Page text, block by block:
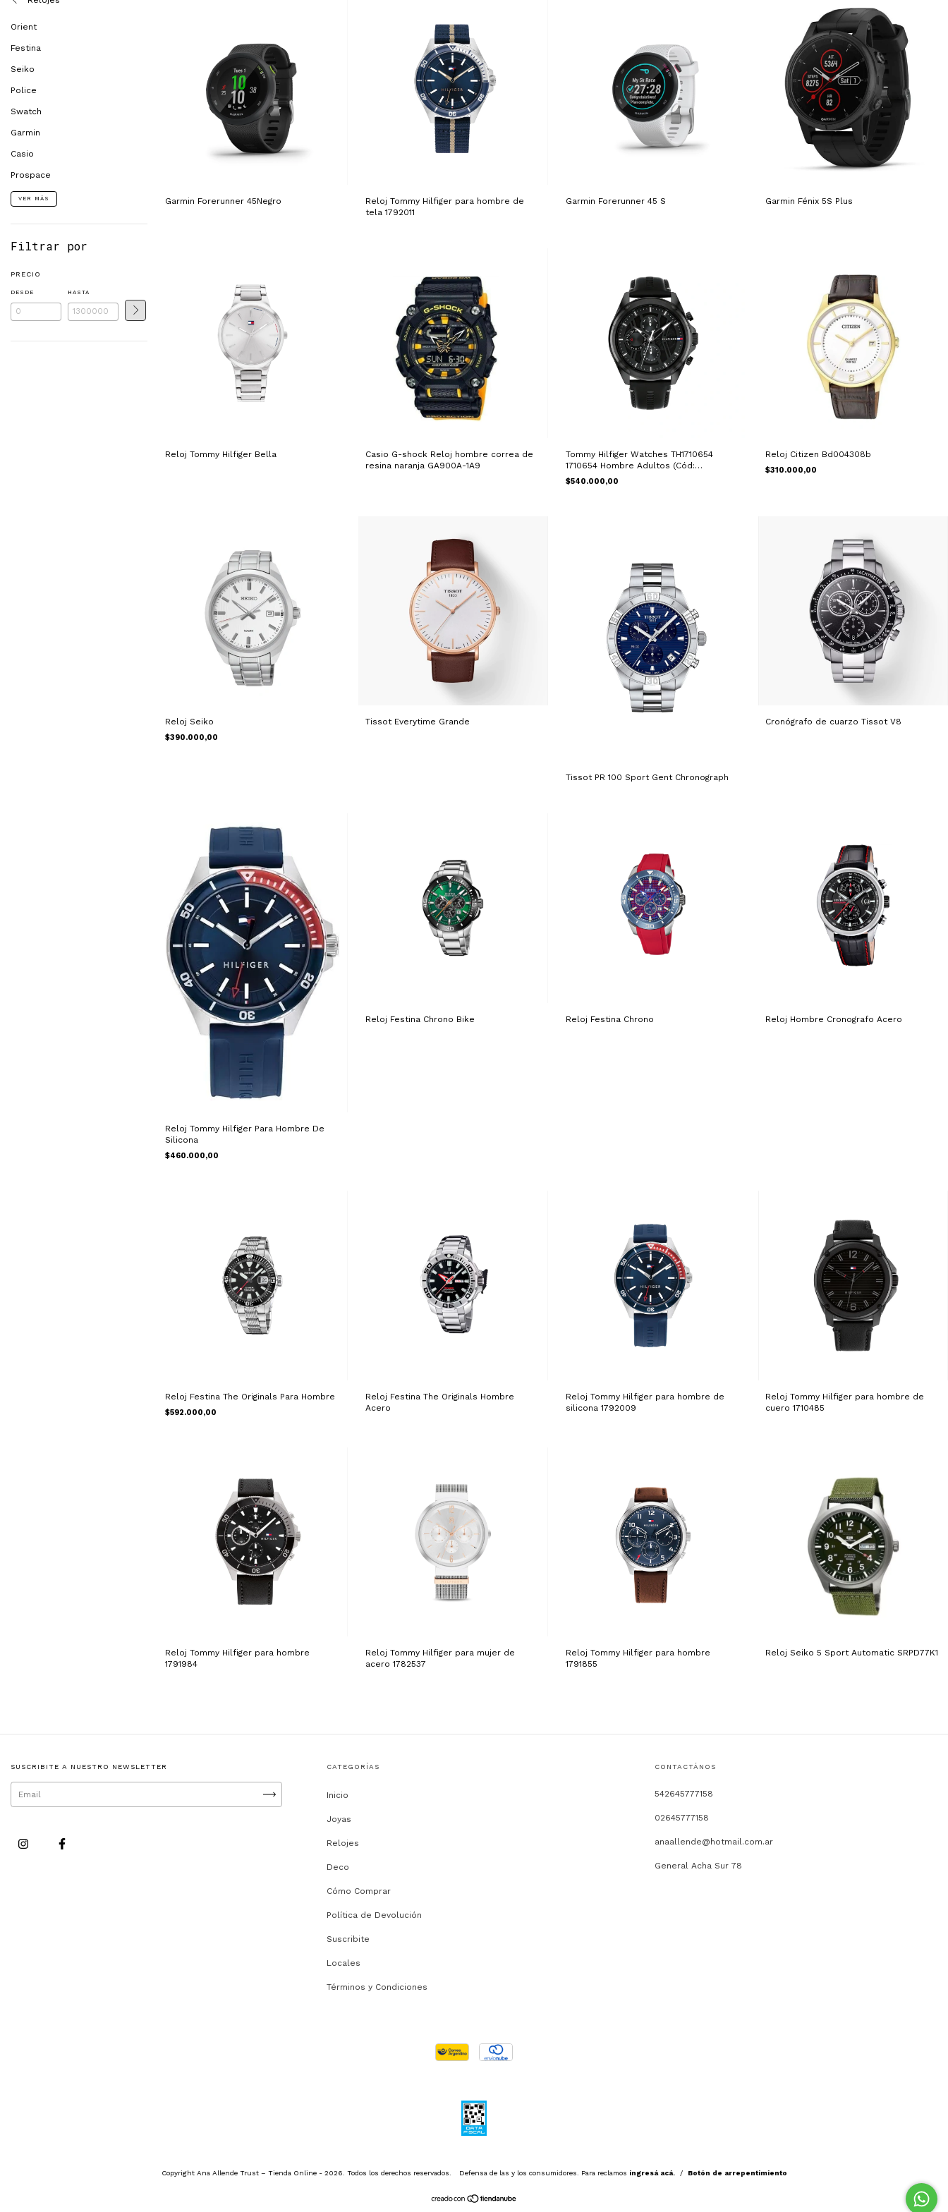
Orient
Festina
Seiko
Police
Swatch
Garmin
Casio
Prospace
VER MÁS
Filtrar por
PRECIO
DESDE HASTA
Garmin Forerunner 45Negro
Reloj Tommy Hilfiger para hombre de
tela 1792011
Garmin Forerunner 45 S Garmin Fénix 5S Plus
Reloj Tommy Hilfiger Bella
Casio G-shock Reloj hombre correa de
resina naranja GA900A-1A9
Tommy Hilfiger Watches TH1710654
1710654 Hombre Adultos (Cód:
42854336)
$540.000,00
Reloj Citizen Bd004308b
$310.000,00
Reloj Seiko
$390.000,00
Tissot Everytime Grande
Tissot PR 100 Sport Gent Chronograph
Cronógrafo de cuarzo Tissot V8
Reloj Tommy Hilfiger Para Hombre De
Silicona
$460.000,00
Reloj Festina Chrono Bike Reloj Festina Chrono Reloj Hombre Cronografo Acero
Reloj Festina The Originals Para Hombre
$592.000,00
Reloj Festina The Originals Hombre
Acero
Reloj Tommy Hilfiger para hombre de
silicona 1792009
Reloj Tommy Hilfiger para hombre de
cuero 1710485
Reloj Tommy Hilfiger para hombre
1791984
Reloj Tommy Hilfiger para mujer de
acero 1782537
Reloj Tommy Hilfiger para hombre
1791855
Reloj Seiko 5 Sport Automatic SRPD77K1
SUSCRIBITE A NUESTRO NEWSLETTER CATEGORÍAS
Inicio
Joyas
Relojes
Deco
Cómo Comprar
Política de Devolución
Suscribite
Locales
Términos y Condiciones
CONTACTÁNOS
542645777158
02645777158
anaallende@hotmail.com.ar
General Acha Sur 78
Copyright Ana Allende Trust – Tienda Online - 2026. Todos los derechos reservados. Defensa de las y los consumidores. Para reclamos ingresá acá. / Botón de arrepentimiento